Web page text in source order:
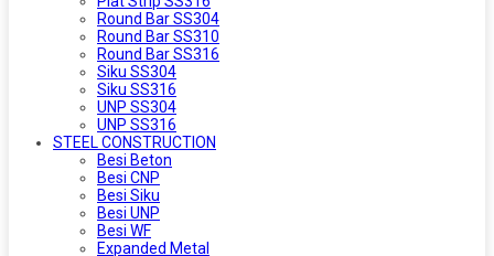
Round Bar SS304
Round Bar SS310
Round Bar SS316
Siku SS304
Siku SS316
UNP SS304
UNP SS316
STEEL CONSTRUCTION
Besi Beton
Besi CNP
Besi Siku
Besi UNP
Besi WF
Expanded Metal